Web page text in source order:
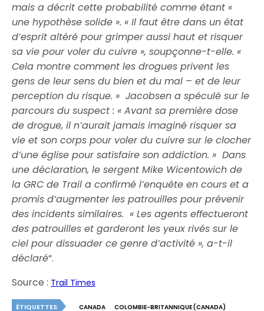
mais a décrit cette probabilité comme étant «
une hypothèse solide ». « Il faut être dans un état
d’esprit altéré pour grimper aussi haut et risquer
sa vie pour voler du cuivre », soupçonne-t-elle. «
Cela montre comment les drogues privent les
gens de leur sens du bien et du mal – et de leur
perception du risque. » Jacobsen a spéculé sur le
parcours du suspect : « Avant sa première dose
de drogue, il n’aurait jamais imaginé risquer sa
vie et son corps pour voler du cuivre sur le clocher
d’une église pour satisfaire son addiction. » Dans
une déclaration, le sergent Mike Wicentowich de
la GRC de Trail a confirmé l’enquête en cours et a
promis d’augmenter les patrouilles pour prévenir
des incidents similaires. « Les agents effectueront
des patrouilles et garderont les yeux rivés sur le
ciel pour dissuader ce genre d’activité », a-t-il
déclaré“.
Source : Trail Times
ÉTIQUETTES CANADA
COLOMBIE-BRITANNIQUE (CANADA)